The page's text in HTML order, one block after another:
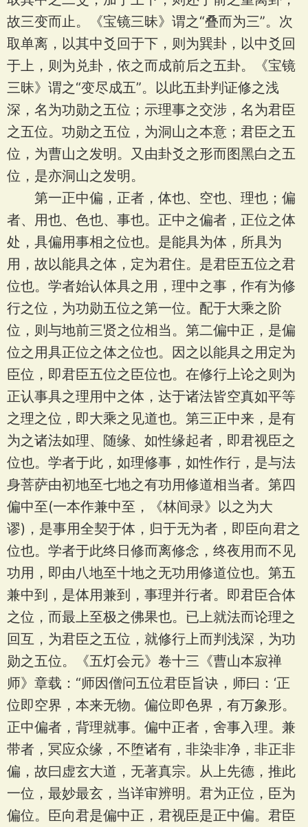
故三变而止。《宝镜三昧》谓之“叠而为三”。次
取单离，以其中爻回于下，则为巽卦，以中爻回
于上，则为兑卦，依之而成前后之五卦。《宝镜
三昧》谓之“变尽成五”。以此五卦判证修之浅
深，名为功勋之五位；示理事之交涉，名为君臣
之五位。功勋之五位，为洞山之本意；君臣之五
位，为曹山之发明。又由卦爻之形而图黑白之五
位，是亦洞山之发明。
第一正中偏，正者，体也、空也、理也；偏
者、用也、色也、事也。正中之偏者，正位之体
处，具偏用事相之位也。是能具为体，所具为
用，故以能具之体，定为君住。是君臣五位之君
位也。学者始认体具之用，理中之事，作有为修
行之位，为功勋五位之第一位。配于大乘之阶
位，则与地前三贤之位相当。第二偏中正，是偏
位之用具正位之体之位也。因之以能具之用定为
臣位，即君臣五位之臣位也。在修行上论之则为
正认事具之理用中之体，达于诸法皆空真如平等
之理之位，即大乘之见道也。第三正中来，是有
为之诸法如理、随缘、如性缘起者，即君视臣之
位也。学者于此，如理修事，如性作行，是与法
身菩萨由初地至七地之有功用修道相当者。第四
偏中至(一本作兼中至，《林间录》以之为大
谬)，是事用全契于体，归于无为者，即臣向君之
位也。学者于此终日修而离修念，终夜用而不见
功用，即由八地至十地之无功用修道位也。第五
兼中到，是体用兼到，事理并行者。即君臣合体
之位，而最上至极之佛果也。已上就法而论理之
回互，为君臣之五位，就修行上而判浅深，为功
勋之五位。《五灯会元》卷十三《曹山本寂禅
师》章载：“师因僧问五位君臣旨诀，师曰：‘正
位即空界，本来无物。偏位即色界，有万象形。
正中偏者，背理就事。偏中正者，舍事入理。兼
带者，冥应众缘，不堕诸有，非染非净，非正非
偏，故曰虚玄大道，无著真宗。从上先德，推此
一位，最妙最玄，当详审辨明。君为正位，臣为
偏位。臣向君是偏中正，君视臣是正中偏。君臣